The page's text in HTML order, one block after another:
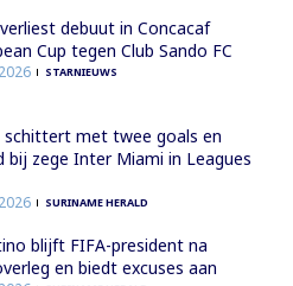
debuut in Concacaf
Cup tegen Club Sando FC
STARNIEUWS
schittert met twee goals en
bij zege Inter Miami in Leagues
SURINAME HERALD
blijft FIFA-president na
en biedt excuses aan